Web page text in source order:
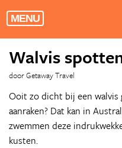
MENU
Walvis
door Getaway Travel
Ooit zo dicht bij een walvis
aanraken? Dat kan in
zwemmen deze
kusten.